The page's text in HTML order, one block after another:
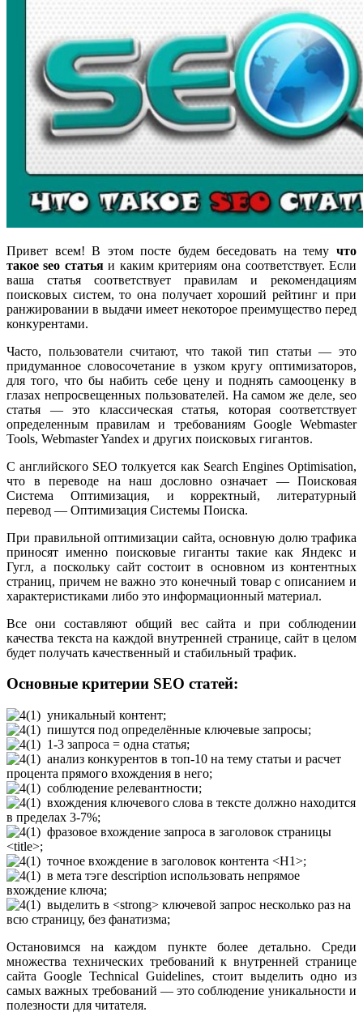
Привет всем! В этом посте будем беседовать на тему что
такое seo статьяи каким критериям она соответствует. Если
ваша статья соответствует правилам и рекомендациям
поисковых систем, то она получает хороший рейтинг и при
ранжировании в выдачи имеет некоторое преимущество перед
конкурентами.
Часто, пользователи считают, что такой тип статьи — это
придуманное словосочетание в узком кругу оптимизаторов,
для того, что бы набить себе цену и поднять самооценку в
глазах непросвещенных пользователей. На самом же деле, seo
статья — это классическая статья, которая соответствует
определенным правилам и требованиям Google Webmaster
Tools, Webmaster Yandex и других поисковых гигантов.
С английского SEO толкуется как Search Engines Optimisation,
что в переводе на наш дословно означает — Поисковая
Система Оптимизация, и корректный, литературный
перевод — Оптимизация Системы Поиска.
При правильной оптимизации сайта, основную долю трафика
приносят именно поисковые гиганты такие как Яндекс и
Гугл, а поскольку сайт состоит в основном из контентных
страниц, причем не важно это конечный товар с описанием и
характеристиками либо это информационный материал.
Все они составляют общий вес сайта и при соблюдении
качества текста на каждой внутренней странице, сайт в целом
будет получать качественный и стабильный трафик.
Основные критерии SEO статей:
уникальный контент;
пишутся под определённые ключевые запросы;
1-3 запроса = одна статья;
анализ конкурентов в топ-10 на тему статьи и расчет
процента прямого вхождения в него;
соблюдение релевантности;
вхождения ключевого слова в тексте должно находится
в пределах 3-7%;
фразовое вхождение запроса в заголовок страницы
<title>;
точное вхождение в заголовок контента <H1>;
в мета тэге description использовать непрямое
вхождение ключа;
выделить в <strong> ключевой запрос несколько раз на
всю страницу, без фанатизма;
Остановимся на каждом пункте более детально. Среди
множества технических требований к внутренней странице
сайта Google Technical Guidelines, стоит выделить одно из
самых важных требований — это соблюдение уникальности и
полезности для читателя.